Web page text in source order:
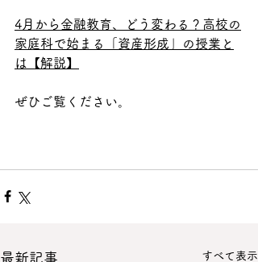
4月から金融教育、どう変わる？高校の
家庭科で始まる「資産形成」の授業と
は【解説】
ぜひご覧ください。
最新記事 すべて表示